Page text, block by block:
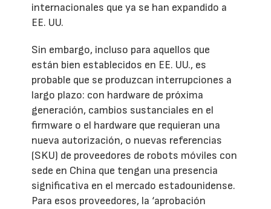
internacionales que ya se han expandido a
EE. UU.
Sin embargo, incluso para aquellos que
están bien establecidos en EE. UU., es
probable que se produzcan interrupciones a
largo plazo: con hardware de próxima
generación, cambios sustanciales en el
firmware o el hardware que requieran una
nueva autorización, o nuevas referencias
(SKU) de proveedores de robots móviles con
sede en China que tengan una presencia
significativa en el mercado estadounidense.
Para esos proveedores, la ‘aprobación